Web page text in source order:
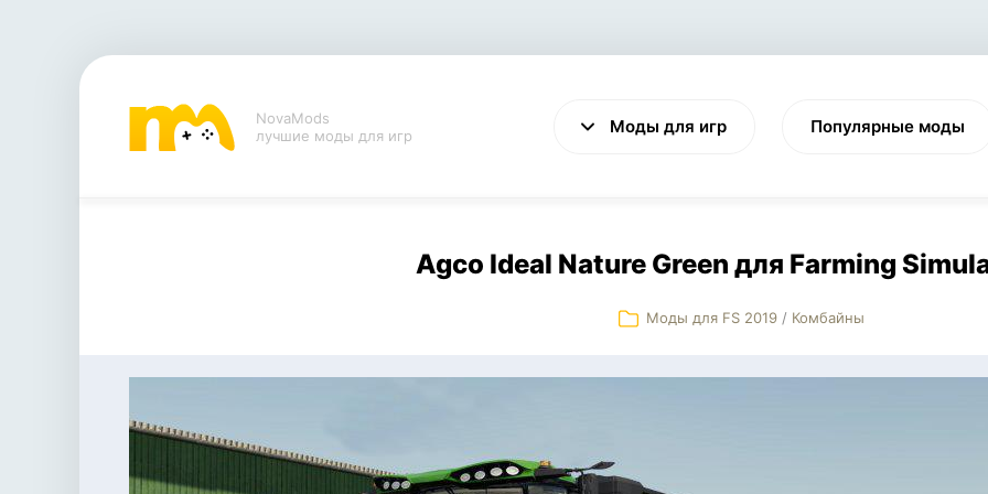
NovaMods
лучшие моды для игр
Моды для игр
VALHEIM CYBERPUNK 2077
Популярные моды
Agco Ideal Nature Green для Farming
Моды для FS 2019/ Комбайны